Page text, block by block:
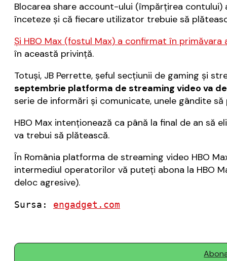
Blocarea share account-ului (împărţirea
înceteze şi că fiecare utilizator trebuie să
Şi HBO Max (fostul Max) a confirmat în
în această privinţă.
Totuşi, JB Perrette, şeful secţiunii de gaming şi
septembrie platforma de streaming video va
serie de informări şi comunicate, unele gândite
HBO Max intenţionează ca până la final de an
va trebui să plătească.
În România platforma de streaming video HBO
intermediul operatorilor vă puteţi abona la HBO
deloc agresive).
Sursa: engadget.com